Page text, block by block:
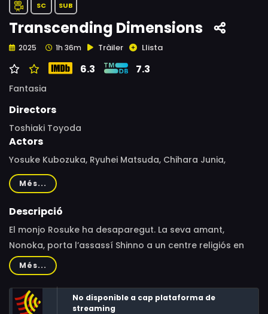
SC SUB
Transcending Dimensions
2025 1h 36m Tràiler Llista
6.3 7.3
Fantasia
Directors
Toshiaki Toyoda
Actors
Yosuke Kubozuka, Ryuhei Matsuda, Chihara Junia,
Haruka Imou, Kiyohiko Shibukawa, Masahiro Higashide,
Itsuji Itao, Kilala Inori, Danko Iida, Mame Yamada
Més...
Descripció
El monjo Rosuke ha desaparegut. La seva amant,
Nonoka, porta l’assassí Shinno a un centre religiós en
cerca de Rosuke. Allà coneixen un fetiller que es diu Ajari.
Mentrestant, Rosuke viatja en una nau espacial amb
rumb a un planeta desconegut anomenat Kelman, on es
trobarà un estrany ancià, coincidència que donarà peu
Més...
No disponible a cap plataforma de
streaming